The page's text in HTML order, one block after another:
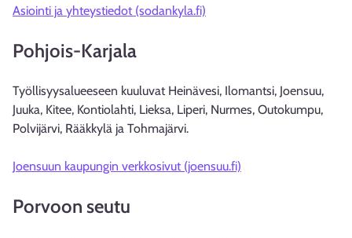
Asiointi ja yhteystiedot (sodankyla.fi)
Pohjois-Karjala
Työllisyysalueeseen kuuluvat Heinävesi, Ilomantsi, Joensuu,
Juuka, Kitee, Kontiolahti, Lieksa, Liperi, Nurmes, Outokumpu,
Polvijärvi, Rääkkylä ja Tohmajärvi.
Joensuun kaupungin verkkosivut (joensuu.fi)
Porvoon seutu